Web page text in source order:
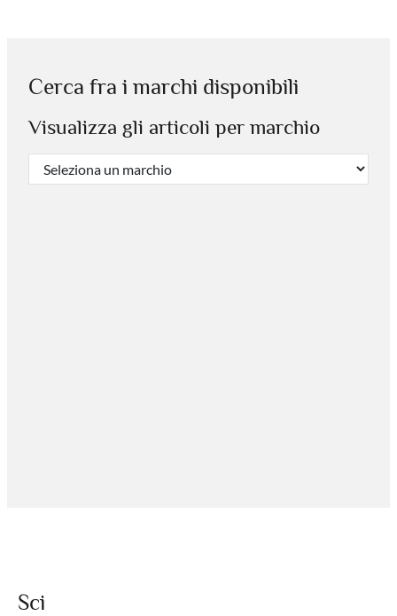
Cerca fra i marchi disponibili
Visualizza gli articoli per marchio
Sci